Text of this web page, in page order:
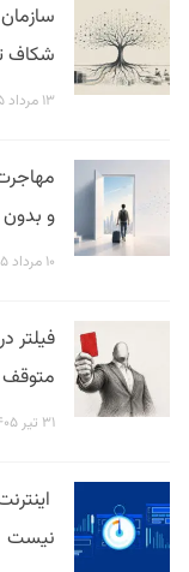
شکاف
۱۳ مرداد ۱۴۰۵
و
۱۰ مرداد ۱۴۰۵
متوقف
۳۱ تیر ۱۴۰۵
نیست